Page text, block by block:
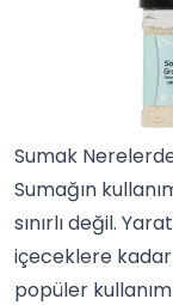
Sumak
Sumağın
sınırlı değil.
içeceklere
popüler